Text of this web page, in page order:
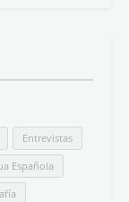
Entrevistas
Española